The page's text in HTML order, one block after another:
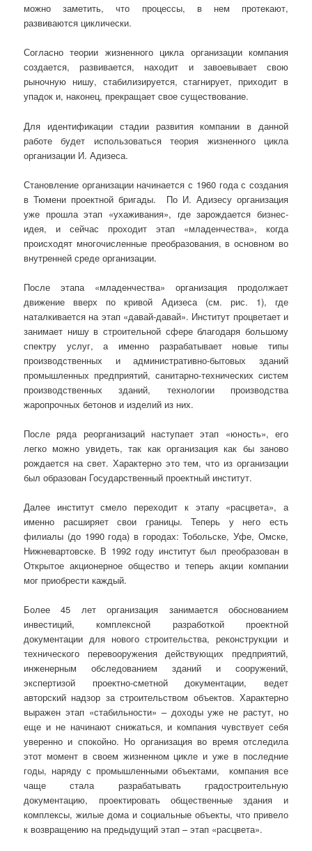
можно заметить, что процессы, в нем протекают,
развиваются циклически.
Согласно теории жизненного цикла организации компания
создается, развивается, находит и завоевывает свою
рыночную нишу, стабилизируется, стагнирует, приходит в
упадок и, наконец, прекращает свое существование.
Для идентификации стадии развития компании в данной
работе будет использоваться теория жизненного цикла
организации И. Адизеса.
Становление организации начинается с 1960 года с создания
в Тюмени проектной бригады. По И. Адизесу организация
уже прошла этап «ухаживания», где зарождается бизнес-
идея, и сейчас проходит этап «младенчества», когда
происходят многочисленные преобразования, в основном во
внутренней среде организации.
После этапа «младенчества» организация продолжает
движение вверх по кривой Адизеса (см. рис. 1), где
наталкивается на этап «давай-давай». Институт процветает и
занимает нишу в строительной сфере благодаря большому
спектру услуг, а именно разрабатывает новые типы
производственных и административно-бытовых зданий
промышленных предприятий, санитарно-технических систем
производственных зданий, технологии производства
жаропрочных бетонов и изделий из них.
После ряда реорганизаций наступает этап «юность», его
легко можно увидеть, так как организация как бы заново
рождается на свет. Характерно это тем, что из организации
был образован Государственный проектный институт.
Далее институт смело переходит к этапу «расцвета», а
именно расширяет свои границы. Теперь у него есть
филиалы (до 1990 года) в городах: Тобольске, Уфе, Омске,
Нижневартовске. В 1992 году институт был преобразован в
Открытое акционерное общество и теперь акции компании
мог приобрести каждый.
Более 45 лет организация занимается обоснованием
инвестиций, комплексной разработкой проектной
документации для нового строительства, реконструкции и
технического перевооружения действующих предприятий,
инженерным обследованием зданий и сооружений,
экспертизой проектно-сметной документации, ведет
авторский надзор за строительством объектов. Характерно
выражен этап «стабильности» – доходы уже не растут, но
еще и не начинают снижаться, и компания чувствует себя
уверенно и спокойно. Но организация во время отследила
этот момент в своем жизненном цикле и уже в последние
годы, наряду с промышленными объектами, компания все
чаще стала разрабатывать градостроительную
документацию, проектировать общественные здания и
комплексы, жилые дома и социальные объекты, что привело
к возвращению на предыдущий этап – этап «расцвета».